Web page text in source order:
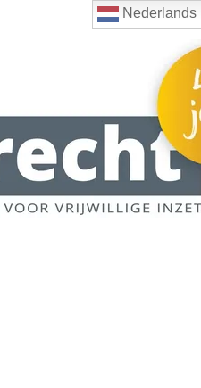
Nederlands